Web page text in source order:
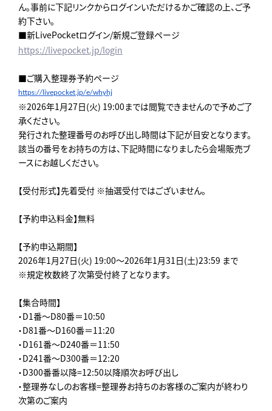
ん。事前に下記リンクからログインいただけるかご確認の上、ご予
約下さい。
■新LivePocketログイン/新規ご登録ページ
https://livepocket.jp/login
■ご購入整理券予約ページ
https://livepocket.jp/e/whyhj
※2026年1月27日(火) 19:00までは閲覧できませんので予めご了
承ください。
発行された整理番号のお呼び出し時間は下記が目安となります。
該当の番号をお持ちの方は、下記時間になりましたら会場販売ブ
ースにお越しください。
【受付形式】先着受付 ※抽選受付ではございません。
【予約申込料金】無料
【予約申込期間】
2026年1月27日(火) 19:00～2026年1月31日(土)23:59 まで
※規定枚数終了次第受付終了となります。
【集合時間】
・D1番～D80番＝10:50
・D81番～D160番＝11:20
・D161番～D240番＝11:50
・D241番～D300番＝12:20
・D300番番以降=12:50以降順次お呼び出し
・整理券なしのお客様=整理券お持ちのお客様のご案内が終わり
次第のご案内